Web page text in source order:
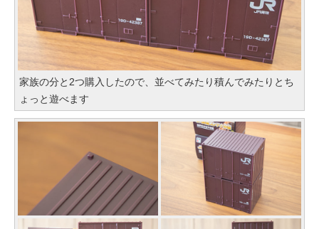
家族の分と2つ購入したので、並べてみたり積んでみたりとち
ょっと遊べます